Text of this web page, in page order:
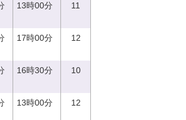
13時00分 11
17時00分 12
16時30分 10
13時00分 12